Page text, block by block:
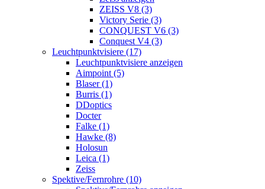
ZEISS V8 (3)
Victory Serie (3)
CONQUEST V6 (3)
Conquest V4 (3)
Leuchtpunktvisiere (17)
Leuchtpunktvisiere anzeigen
Aimpoint (5)
Blaser (1)
Burris (1)
DDoptics
Docter
Falke (1)
Hawke (8)
Holosun
Leica (1)
Zeiss
Spektive/Fernrohre (10)